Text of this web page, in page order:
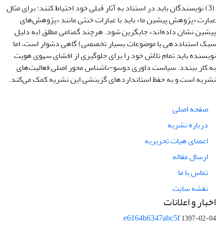
(3) نویسندگان باید در استناد به آثار قبلی خود احتیاط کنند؛ برای مثال
عبارت «پژوهش پیشین ما» باید با عبارات خنثی مانند «پژوهش‌های
پیشین نشان داده‌اند» جایگزین شود. هرچند گمنامی مطلق (به دلیل
سبک استناددهی یا موضوعات بسیار تخصصی) گاهی دشوار است، اما
نویسنده باید تمام تلاش خود را برای جلوگیری از افشای سهوی هویت
به کار ببندد. سیاست داوری دوسو-ناشناس محور اصلی فعالیت‌های
نشریه است و به حفظ استانداردهای گزینشی این نشریه کمک می‌کند.
صفحه اصلی
درباره نشریه
اعضای هیات تحریریه
ارسال مقاله
تماس با ما
نقشه سایت
اخبار و اعلانات
e6164b6347abc5f1397-02-04